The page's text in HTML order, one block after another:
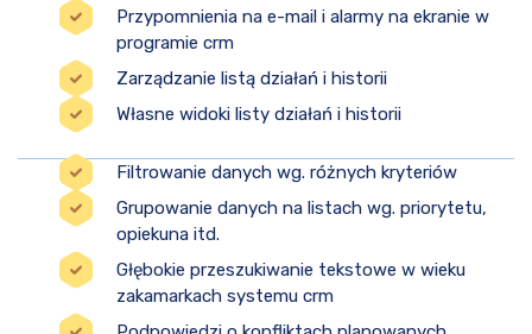
Przypomnienia na e-mail i alarmy na ekranie w
programie crm
Zarządzanie listą działań i historii
Własne widoki listy działań i historii
Filtrowanie danych wg. różnych kryteriów
Grupowanie danych na listach wg. priorytetu,
opiekuna itd.
Głębokie przeszukiwanie tekstowe w wieku
zakamarkach systemu crm